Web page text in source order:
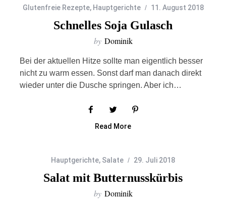
Glutenfreie Rezepte, Hauptgerichte 11. August 2018
Schnelles Soja Gulasch
by Dominik
Bei der aktuellen Hitze sollte man eigentlich besser
nicht zu warm essen. Sonst darf man danach direkt
wieder unter die Dusche springen. Aber ich…
Read More
Hauptgerichte, Salate 29. Juli 2018
Salat mit Butternusskürbis
by Dominik